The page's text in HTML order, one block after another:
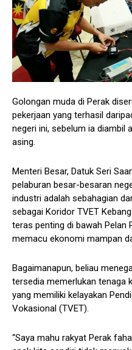
Golongan muda di Perak
pekerjaan yang terhasil
negeri ini, sebelum ia diambil
asing.
Menteri Besar, Datuk Seri
pelaburan besar-besaran
industri adalah sebahagian
sebagai Koridor TVET
teras penting di bawah Pelan
memacu ekonomi mampan
Bagaimanapun, beliau
tersedia memerlukan tenaga
yang memiliki kelayakan
Vokasional (TVET).
“Saya mahu rakyat Perak